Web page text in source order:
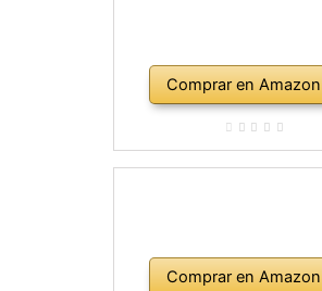
Comprar en Amazon
Comprar en Amazon